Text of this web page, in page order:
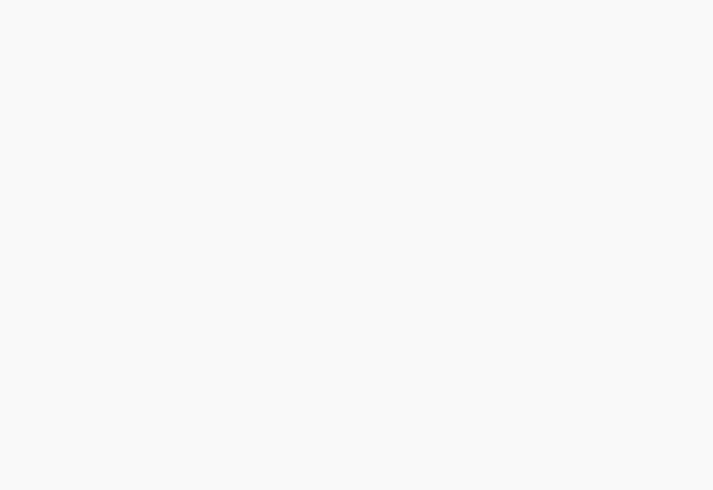
Гражданка Бузова и украинка Мельникова были
шарились и чуть и не сосались в дёсны. Когда у
любовница, Мельникова быстро стала дружить и с
футболист Тарасов скрывал Костенко, а Бузова
дурой, защищая его. Мельникова ржала в кулачок
ходила по магазинам с Костенко, скрывая от
что когда вскрылась правда, Базука разосралась
Оленькой-голенькой ржать так и не перестала. На
какой-то рэппер, вдруг пошутил, спросив комика
между Бузовой и халяльной столовой? И тут же
какой-то татарин. Ну, понятно, что никакого
учитывая ориентацию того, на кого намекнул муж